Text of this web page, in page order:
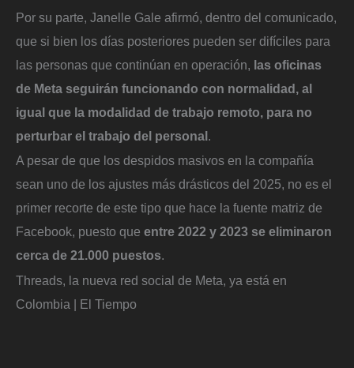
Por su parte, Janelle Gale afirmó, dentro del comunicado,
que si bien los días posteriores pueden ser difíciles para
las personas que continúan en operación, las oficinas
de Meta seguirán funcionando con normalidad, al
igual que la modalidad de trabajo remoto, para no
perturbar el trabajo del personal
A pesar de que los despidos masivos en la compañía
sean uno de los ajustes más drásticos del 2025, no es el
primer recorte de este tipo que hace la fuente matriz de
Facebook, puesto que entre 2022 y 2023 se eliminaron
cerca de 21.000 puestos.
Threads, la nueva red social de Meta, ya está en
Colombia | El Tiempo